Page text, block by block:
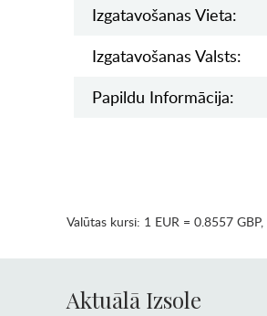
Izgatavošanas Vieta:
Izgatavošanas Valsts:
Papildu Informācija:
Valūtas kursi: 1 EUR = 0.8557 GBP,
Aktuālā Izsole